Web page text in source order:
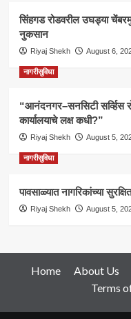
सिंहगड रोडवरील उघड्या
नुकसान
Riyaj Shekh August 6,
नागरीसुविधा
“आनंदनगर–सनसिटी सर्व्हिस
कार्यालयाचे लक्ष कधी?”
Riyaj Shekh August 5,
नागरीसुविधा
पावसाळ्यात नागरिकांच्या
Riyaj Shekh August 5,
Home About Us
Terms